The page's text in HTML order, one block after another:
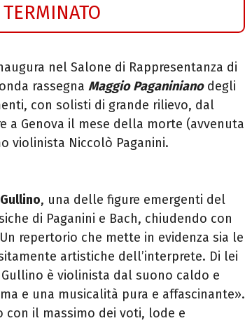
nel Salone di Rappresentanza di
rassegna Maggio Paganinianodegli
con solisti di grande rilievo, dal
a Genova il mese della morte (avvenuta
violinista Niccolò Paganini.
, una delle figure emergenti del
di Paganini e Bach, chiudendo con
repertorio che mette in evidenza sia le
artistiche dell’interprete. Di lei
è violinista dal suono caldo e
e una musicalità pura e affascinante».
con il massimo dei voti, lode e